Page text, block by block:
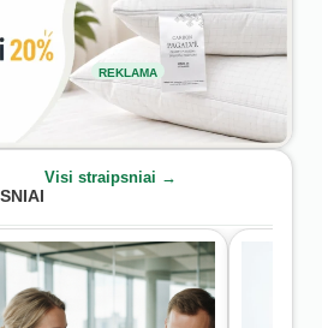
REKLAMA
Visi straipsniai →